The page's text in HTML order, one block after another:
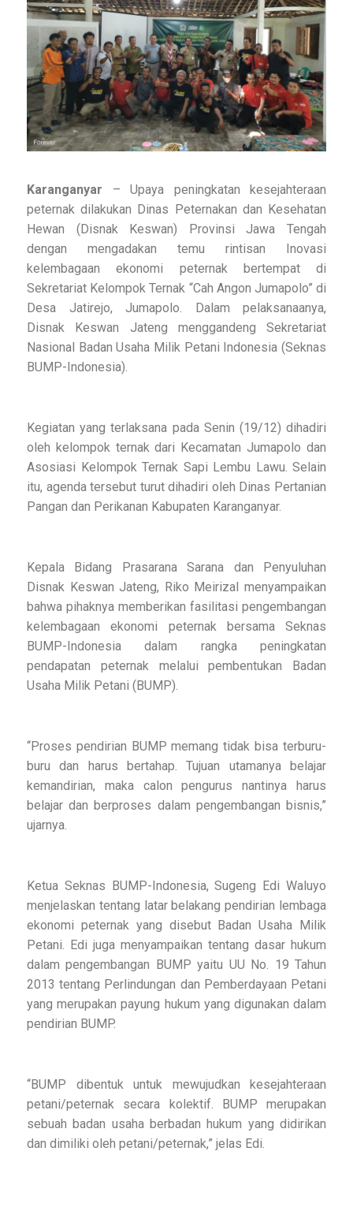
Karanganyar – Upaya peningkatan kesejahteraan
peternak dilakukan Dinas Peternakan dan Kesehatan
Hewan (Disnak Keswan) Provinsi Jawa Tengah
dengan mengadakan temu rintisan Inovasi
kelembagaan ekonomi peternak bertempat di
Sekretariat Kelompok Ternak “Cah Angon Jumapolo” di
Desa Jatirejo, Jumapolo. Dalam pelaksanaanya,
Disnak Keswan Jateng menggandeng Sekretariat
Nasional Badan Usaha Milik Petani Indonesia (Seknas
BUMP-Indonesia).
Kegiatan yang terlaksana pada Senin (19/12) dihadiri
oleh kelompok ternak dari Kecamatan Jumapolo dan
Asosiasi Kelompok Ternak Sapi Lembu Lawu. Selain
itu, agenda tersebut turut dihadiri oleh Dinas Pertanian
Pangan dan Perikanan Kabupaten Karanganyar.
Kepala Bidang Prasarana Sarana dan Penyuluhan
Disnak Keswan Jateng, Riko Meirizal menyampaikan
bahwa pihaknya memberikan fasilitasi pengembangan
kelembagaan ekonomi peternak bersama Seknas
BUMP-Indonesia dalam rangka peningkatan
pendapatan peternak melalui pembentukan Badan
Usaha Milik Petani (BUMP).
“Proses pendirian BUMP memang tidak bisa terburu-
buru dan harus bertahap. Tujuan utamanya belajar
kemandirian, maka calon pengurus nantinya harus
belajar dan berproses dalam pengembangan bisnis,”
ujarnya.
Ketua Seknas BUMP-Indonesia, Sugeng Edi Waluyo
menjelaskan tentang latar belakang pendirian lembaga
ekonomi peternak yang disebut Badan Usaha Milik
Petani. Edi juga menyampaikan tentang dasar hukum
dalam pengembangan BUMP yaitu UU No. 19 Tahun
2013 tentang Perlindungan dan Pemberdayaan Petani
yang merupakan payung hukum yang digunakan dalam
pendirian BUMP.
“BUMP dibentuk untuk mewujudkan kesejahteraan
petani/peternak secara kolektif. BUMP merupakan
sebuah badan usaha berbadan hukum yang didirikan
dan dimiliki oleh petani/peternak,” jelas Edi.